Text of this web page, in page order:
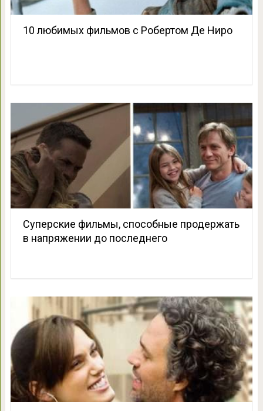
10 любимых фильмов с Робертом Де Ниро
Суперские фильмы, способные продержать
в напряжении до последнего